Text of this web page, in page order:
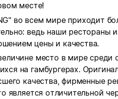
месте!
во всем мире приходит
ведь наши рестораны
цены и качества.
место в мире среди
на гамбургерах.
качества, фирменные
является отличительной